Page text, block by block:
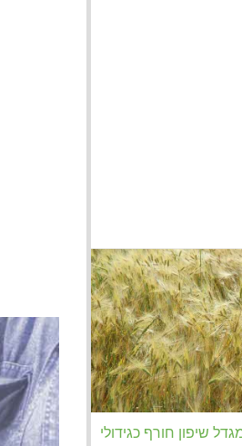
שיפון חורף כגידולי